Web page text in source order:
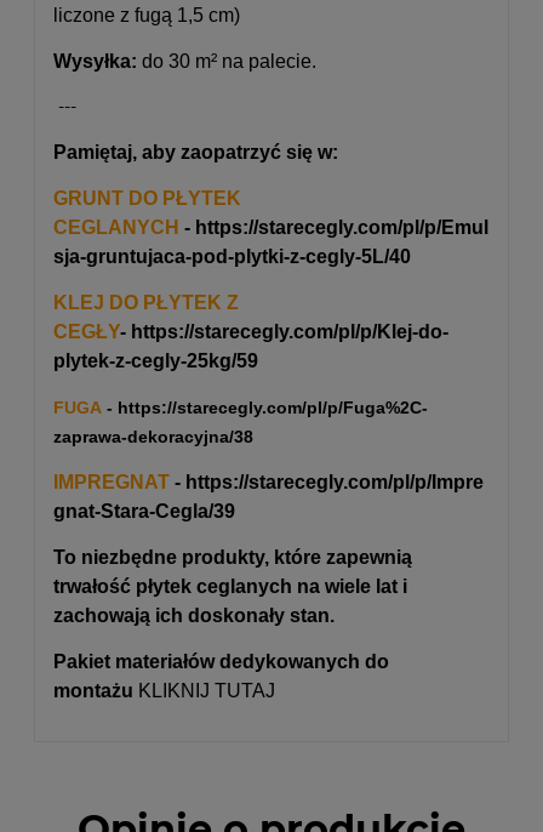
liczone z fugą 1,5 cm)
Wysyłka: do 30 m² na palecie.
---
Pamiętaj, aby zaopatrzyć się w:
GRUNT DO PŁYTEK
CEGLANYCH - https://starecegly.com/pl/p/Emul
sja-gruntujaca-pod-plytki-z-cegly-5L/40
KLEJ DO PŁYTEK Z
CEGŁY- https://starecegly.com/pl/p/Klej-do-
plytek-z-cegly-25kg/59
FUGA - https://starecegly.com/pl/p/Fuga%2C-
zaprawa-dekoracyjna/38
IMPREGNAT - https://starecegly.com/pl/p/Impre
gnat-Stara-Cegla/39
To niezbędne produkty, które zapewnią
trwałość płytek ceglanych na wiele lat i
zachowają ich doskonały stan.
Pakiet materiałów dedykowanych do
montażu KLIKNIJ TUTAJ